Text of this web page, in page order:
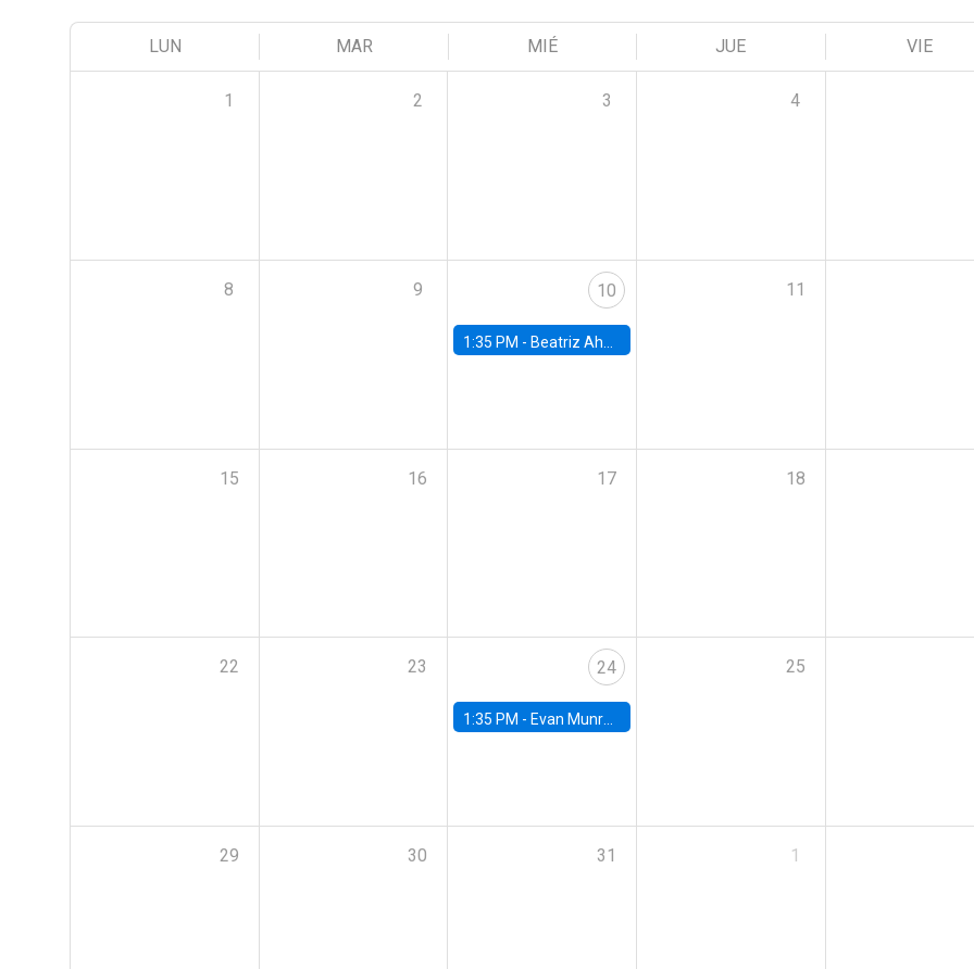
LUN MAR MIÉ JUE VIE
1 2 3 4
8 9 10
1:35 PM - Beatriz Ahumada, PhD candidate, Universidad de Pittsburgh
11
15 16 17 18
22 23 24
1:35 PM - Evan Munro, Neyman Visiting Assistant Professor in the Department of Statistics at UC Berkeley
25
29 30 31 1